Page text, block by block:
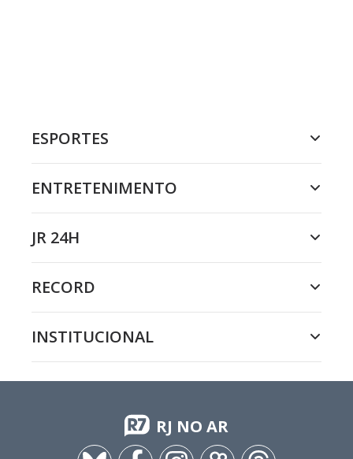
ESPORTES
ENTRETENIMENTO
JR 24H
RECORD
INSTITUCIONAL
RJ NO AR